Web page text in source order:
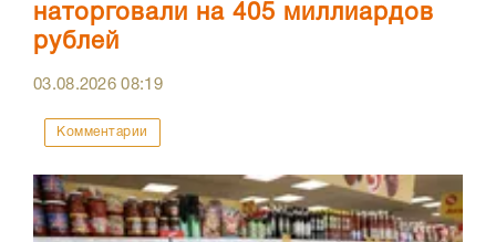
наторговали на 405 миллиардов
рублей
03.08.202608:19
Комментарии